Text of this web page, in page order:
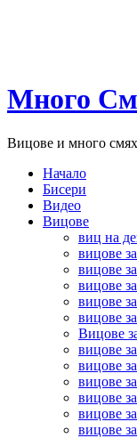
Много
Вицове и много
Начало
Бисери
Видео
Вицове
виц на
вицове
вицове
вицове
вицове
вицове
Вицове
вицове
вицове
вицове
вицове
вицове
вицове